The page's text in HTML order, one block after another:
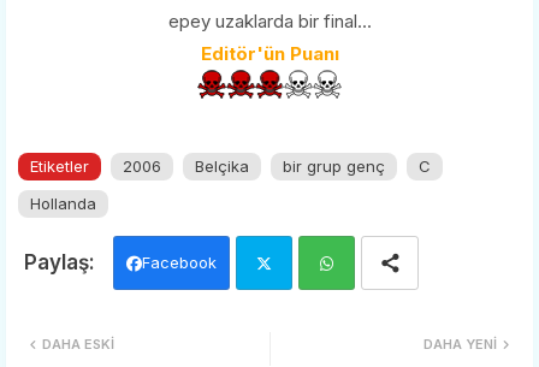
epey uzaklarda bir final...
Editör'ün Puanı
Etiketler 2006 Belçika bir grup genç
C
Hollanda
Facebook
DAHA YENI
DAHA ESKI